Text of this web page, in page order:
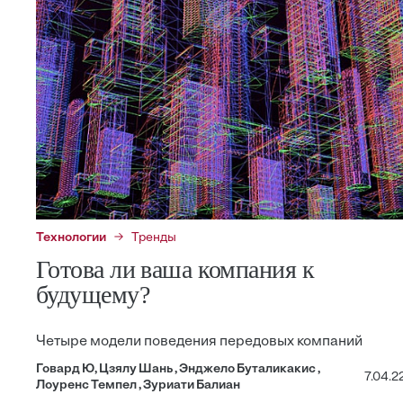
Технологии Тренды
Готова ли ваша компания к
будущему?
Четыре модели поведения передовых компаний
Говард Ю, Цзялу Шань , Энджело Буталикакис ,
Лоуренс Темпел , Зуриати Балиан